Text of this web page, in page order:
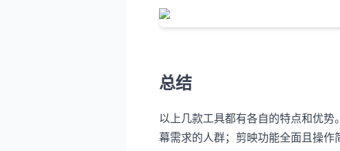
总结
以上几款工具都有各自的特点和优
幕需求的人群；剪映功能全面且操作